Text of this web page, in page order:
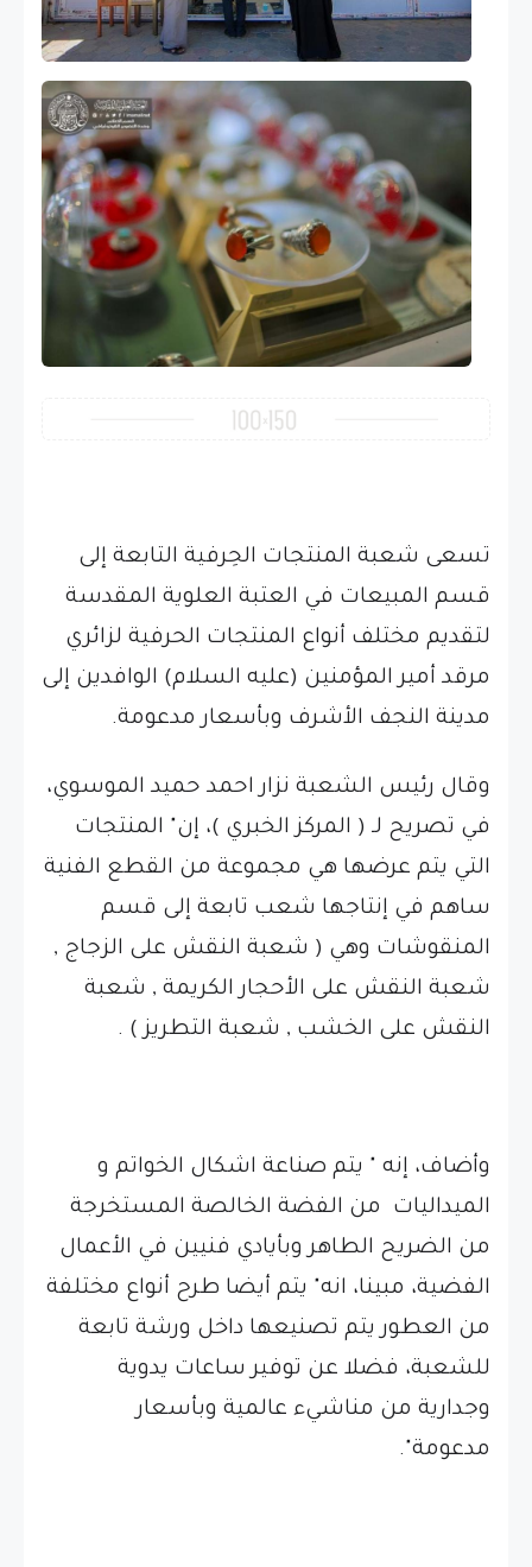
تسعى شعبة المنتجات الحِرفية التابعة إلى
قسم المبيعات في العتبة العلوية المقدسة
لتقديم مختلف أنواع المنتجات الحرفية لزائري
مرقد أمير المؤمنين (عليه السلام) الوافدين إلى
مدينة النجف الأشرف وبأسعار مدعومة.
وقال رئيس الشعبة نزار احمد حميد الموسوي،
في تصريح لـ ( المركز الخبري )، إن" المنتجات
التي يتم عرضها هي مجموعة من القطع الفنية
ساهم في إنتاجها شعب تابعة إلى قسم
المنقوشات وهي ( شعبة النقش على الزجاج ,
شعبة النقش على الأحجار الكريمة , شعبة
النقش على الخشب , شعبة التطريز ) .
وأضاف، إنه " يتم صناعة اشكال الخواتم و
الميداليات من الفضة الخالصة المستخرجة
من الضريح الطاهر وبأيادي فنيين في الأعمال
الفضية، مبينا، انه" يتم أيضا طرح أنواع مختلفة
من العطور يتم تصنيعها داخل ورشة تابعة
للشعبة، فضلا عن توفير ساعات يدوية
وجدارية من مناشيء عالمية وبأسعار
مدعومة".